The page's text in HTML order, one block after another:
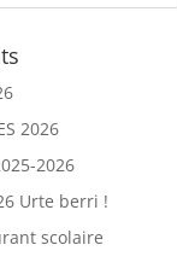
2026
2026
Urte berri !
scolaire